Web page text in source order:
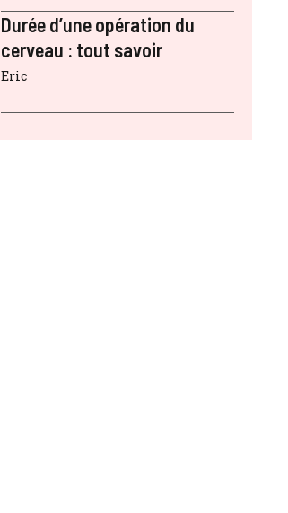
Durée d’une opération du
cerveau : tout savoir
Eric